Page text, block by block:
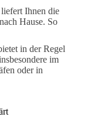
Ihnen die
Hause. So
in der Regel
im
oder in